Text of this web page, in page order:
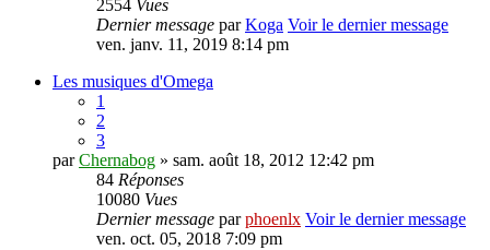
2554 Vues
Dernier message parKoga Voir le dernier message
ven. janv. 11, 2019 8:14 pm
Les musiques d'Omega
1
2
3
parChernabog » sam. août 18, 2012 12:42 pm
84 Réponses
10080 Vues
Dernier message parphoenlx Voir le dernier message
ven. oct. 05, 2018 7:09 pm